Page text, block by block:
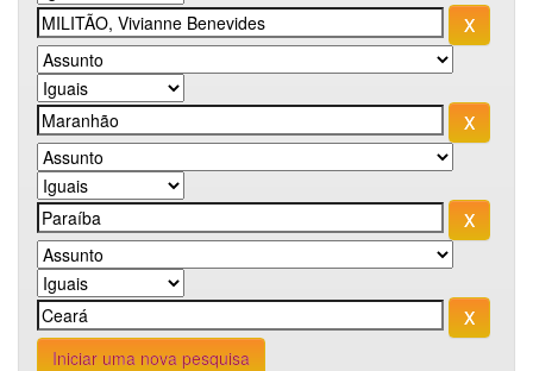
Iniciar uma nova pesquisa